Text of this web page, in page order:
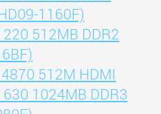
1160F)
512MB DDR2
512M HDMI
630 1024MB DDR3